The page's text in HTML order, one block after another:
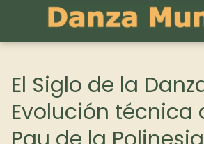
El Siglo de la
Evolución técnica